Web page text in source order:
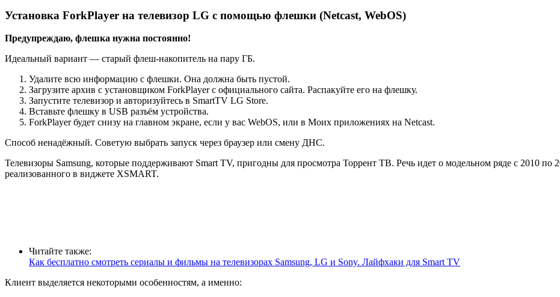
Установка ForkPlayer на телевизор LG с помощью флешки (Netcast, WebOS)
Предупреждаю, флешка нужна постоянно!
Идеальный вариант — старый флеш-накопитель на пару ГБ.
Удалите всю информацию с флешки. Она должна быть пустой.
Загрузите архив с установщиком ForkPlayer с официального сайта. Распакуйте его на флешку.
Запустите телевизор и авторизуйтесь в SmartTV LG Store.
Вставьте флешку в USB разъём устройства.
ForkPlayer будет снизу на главном экране, если у вас WebOS, или в Моих приложениях на Netcast.
Способ ненадёжный. Советую выбрать запуск через браузер или смену ДНС.
Телевизоры Samsung, которые поддерживают Smart TV, пригодны для просмотра Торрент ТВ. Речь идет о модельном ряде с 2010 по
реализованного в виджете XSMART.
Читайте также:
Как бесплатно смотреть сериалы и фильмы на телевизорах Samsung, LG и Sony. Лайфхаки для Smart TV
Клиент выделяется некоторыми особенностям, а именно: